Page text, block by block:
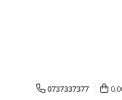
0737337377